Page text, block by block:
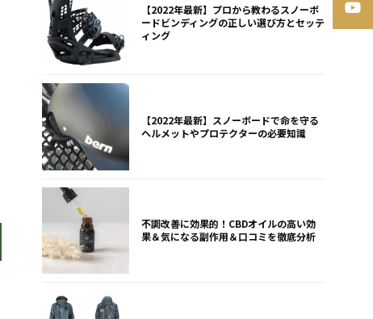
【2022年最新】プロから教わるスノーボ
ードビンディングの正しい選び方とセッテ
ィング
【2022年最新】スノーボードで命を守る
ヘルメットやプロテクターの必要知識
不調改善に効果的！CBDオイルの高い効
果＆気になる副作用＆口コミを徹底分析